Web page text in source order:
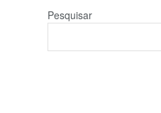
Pesquisar